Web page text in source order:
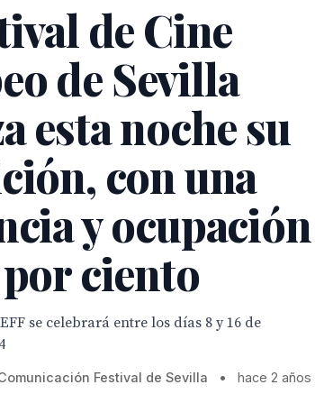
de Cine
de Sevilla
esta noche su
con una
y ocupación
ciento
se celebrará entre los días 8 y 16 de
Festival de Sevilla • hace 2 años